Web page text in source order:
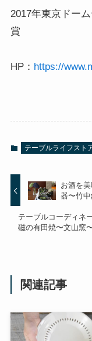
2017年東京ドー
賞
HP： https://
テーブルライフスト
お酒を
器〜竹
テーブルコーディネ
磁の有田焼〜文山窯
関連記事